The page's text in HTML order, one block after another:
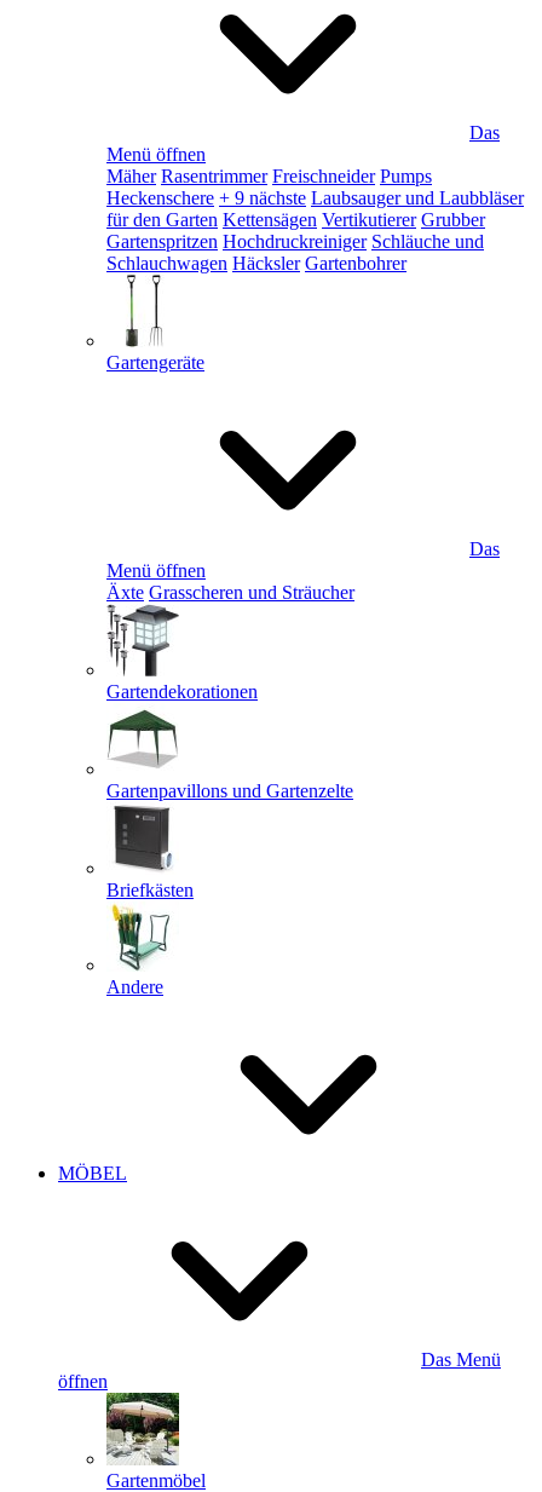
Das
Menü öffnen
Mäher Rasentrimmer Freischneider Pumps
Heckenschere + 9 nächste Laubsauger und Laubbläser
für den Garten Kettensägen Vertikutierer Grubber
Gartenspritzen Hochdruckreiniger Schläuche und
Schlauchwagen Häcksler Gartenbohrer
Gartengeräte
Das
Menü öffnen
Äxte Grasscheren und Sträucher
Gartendekorationen
Gartenpavillons und Gartenzelte
Briefkästen
Andere
MÖBEL
Das Menü
öffnen
Gartenmöbel